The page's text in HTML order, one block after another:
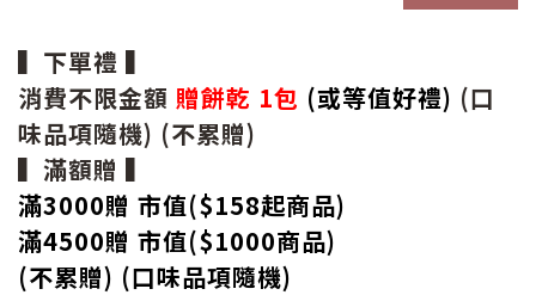
▍下單禮 ▍
消費不限金額 贈餅乾 1包 (或等值好禮) (口
味品項隨機) (不累贈)
▍滿額贈 ▍
滿3000贈 市值($158起商品)
滿4500贈 市值($1000商品)
(不累贈) (口味品項隨機)